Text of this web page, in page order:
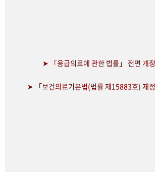
➤ 「응급의료에 관한 법률」 전면 개정
➤ 「보건의료기본법(법률 제15883호) 제정